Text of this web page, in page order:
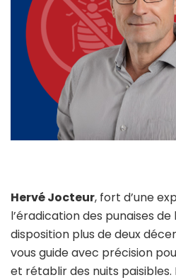
Hervé Jocteur, fort d’une
l’éradication des punaises
disposition plus de deux
vous guide avec précision
et rétablir des nuits paisibles.